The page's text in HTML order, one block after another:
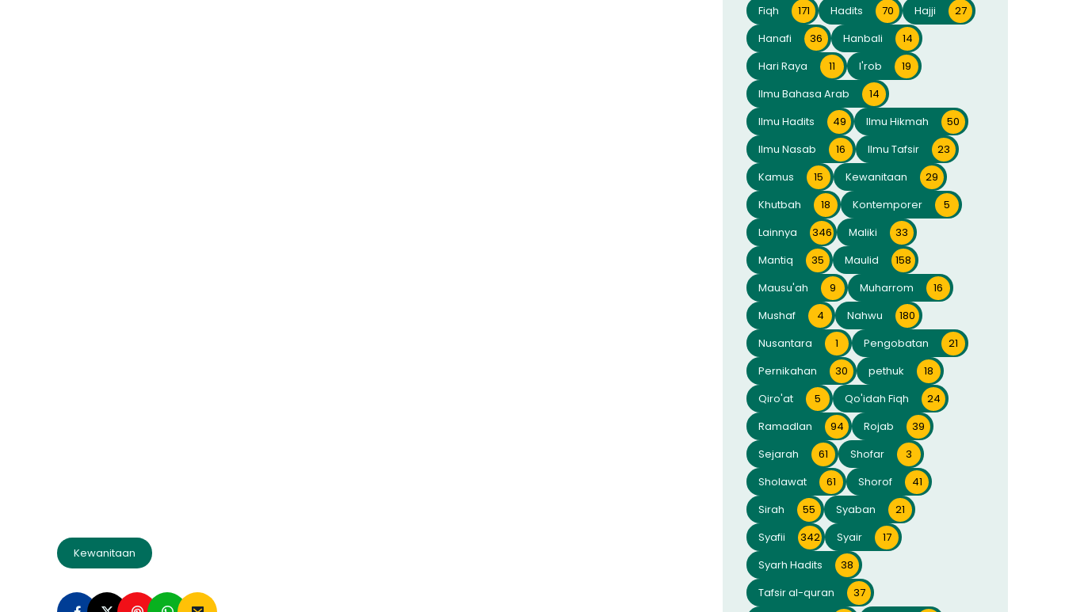
Kewanitaan
Fiqh
171 Hadits 70 Hajji
27
Hanafi
36 Hanbali
14
Hari Raya
11 I'rob
19
Ilmu Bahasa Arab
14
Ilmu Hadits
49 Ilmu Hikmah
50
Ilmu Nasab
16 Ilmu Tafsir
23
Kamus
15 Kewanitaan
29
Khutbah
18 Kontemporer
5
Lainnya
346 Maliki
33
Mantiq
35 Maulid
158
Mausu'ah
9 Muharrom
16
Mushaf
4 Nahwu
180
Nusantara
1 Pengobatan
21
Pernikahan
30 pethuk
18
Qiro'at
5 Qo'idah Fiqh
24
Ramadlan
94 Rojab
39
Sejarah
61 Shofar
3
Sholawat
61 Shorof
41
Sirah
55 Syaban
21
Syafii
342 Syair
17
Syarh Hadits
38
Tafsir al-quran
37